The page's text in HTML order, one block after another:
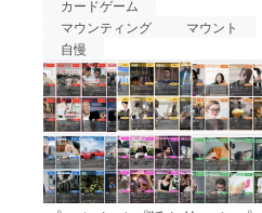
す。カードゲーム初心者も
玄人も楽しめるゲームに
なっていますので、引き続
きご支援のほどよろしくお
願いいたします！
https://m.youtube.com/shorts
/oBuQ_wurSo0?
カードゲーム
マウンティング
マウント
自慢